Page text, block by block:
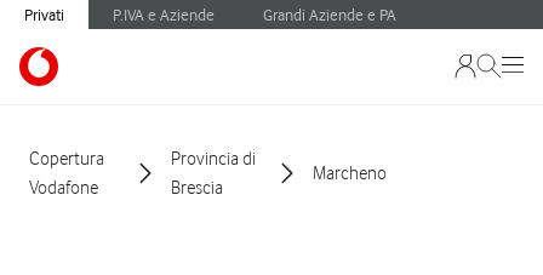
Privati P.IVA e Aziende Grandi Aziende e PA
Copertura
Vodafone
Provincia di
Brescia
Marcheno